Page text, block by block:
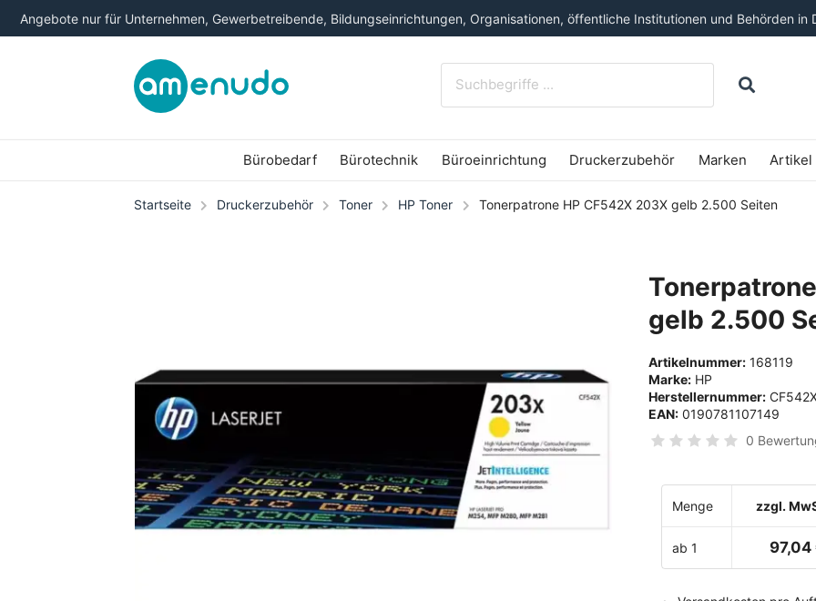
Angebote nur für Unternehmen, Gewerbetreibende, Bildungseinrichtungen, Organisationen, öffentliche Institutionen und Behörden in
Bürobedarf Bürotechnik Büroeinrichtung Druckerzubehör Marken Artikel
Startseite Druckerzubehör Toner HP Toner Tonerpatrone HP CF542X 203X gelb 2.500 Seiten
gelb 2.500
Artikelnummer: 168119
Marke: HP
Herstellernummer:
EAN: 0190781107149
0
Menge zzgl.
ab 1 97,04